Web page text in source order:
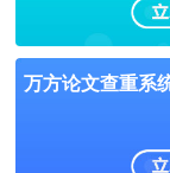
万方论文查重系